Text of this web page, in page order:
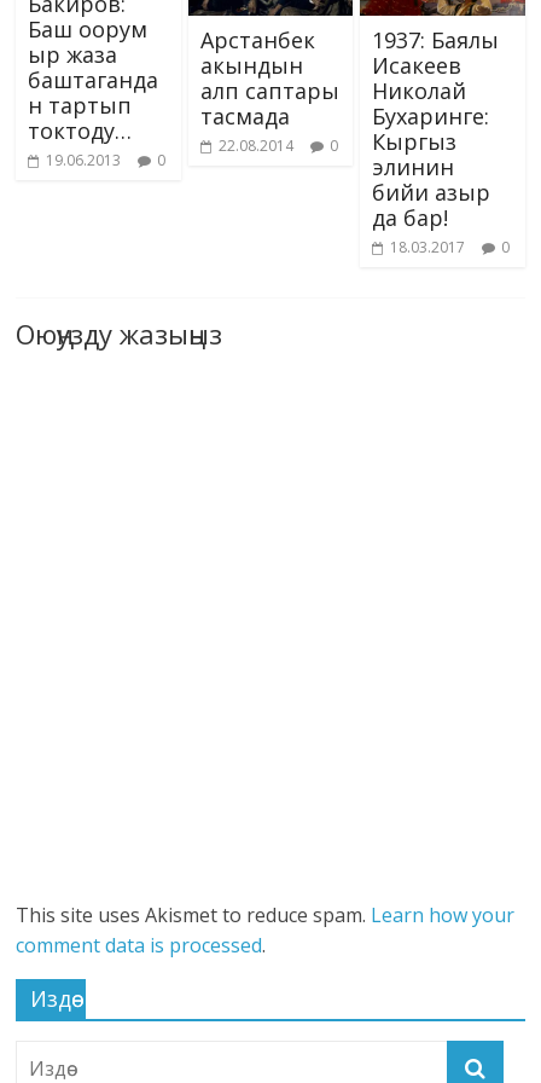
Баш оорум
ыр жаза
баштаганда
н тартып
токтоду…
19.06.2013 0
Арстанбек
акындын
алп саптары
тасмада
22.08.2014 0
1937: Баялы
Исакеев
Николай
Бухаринге:
Кыргыз
элинин
бийи азыр
да бар!
18.03.2017 0
Оюңузду жазыңыз
This site uses Akismet to reduce spam. Learn how your
comment data is processed.
Издөө